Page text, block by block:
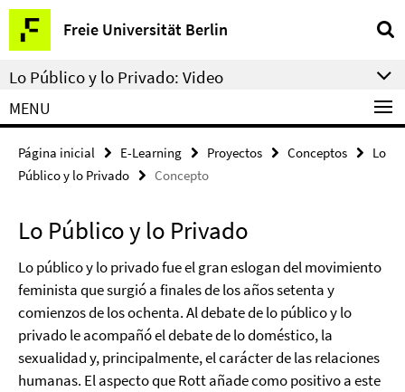
Springe
direkt
zu
Inhalt
Freie Universität Berlin
Herramientas
de
navegación
Lo Público y lo Privado: Video
MENU
Página inicial E-Learning Proyectos Conceptos
Lo
Público y lo Privado
Concepto
Lo Público y lo Privado
Lo público y lo privado fue el gran eslogan del movimiento
feminista que surgió a finales de los años setenta y
comienzos de los ochenta. Al debate de lo público y lo
privado le acompañó el debate de lo doméstico, la
sexualidad y, principalmente, el carácter de las relaciones
humanas. El aspecto que Rott añade como positivo a este